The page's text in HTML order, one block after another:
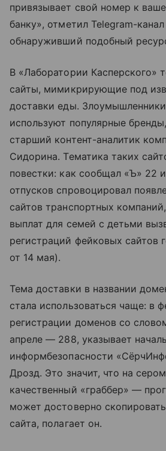
привязывает свой номер к
банку», отметил Telegram-
обнаруживший подобный
В «Лаборатории Касперского»
сайты, мимикрирующие под
доставки еды. Злоумышленники
используют популярные
старший контент-аналитик
Сидорина. Тематика таких
повестки: как сообщал «Ъ» 22
отпусков спровоцировал
сайтов транспортных
выплат для семей с детьми
регистраций фейковых сайтов
от 14 мая).
Тема доставки в названии
стала использоваться чаще: в
регистрации доменов со
апреле — 288, указывает
информбезопасности
Дрозд. Это значит, что на
качественный «граббер» —
может достоверно
сайта, полагает он.